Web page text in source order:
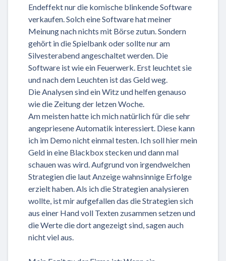
Endeffekt nur die komische blinkende Software
verkaufen. Solch eine Software hat meiner
Meinung nach nichts mit Börse zutun. Sondern
gehört in die Spielbank oder sollte nur am
Silvesterabend angeschaltet werden. Die
Software ist wie ein Feuerwerk. Erst leuchtet sie
und nach dem Leuchten ist das Geld weg.
Die Analysen sind ein Witz und helfen genauso
wie die Zeitung der letzen Woche.
Am meisten hatte ich mich natürlich für die sehr
angepriesene Automatik interessiert. Diese kann
ich im Demo nicht einmal testen. Ich soll hier mein
Geld in eine Blackbox stecken und dann mal
schauen was wird. Aufgrund von irgendwelchen
Strategien die laut Anzeige wahnsinnige Erfolge
erzielt haben. Als ich die Strategien analysieren
wollte, ist mir aufgefallen das die Strategien sich
aus einer Hand voll Texten zusammen setzen und
die Werte die dort angezeigt sind, sagen auch
nicht viel aus.